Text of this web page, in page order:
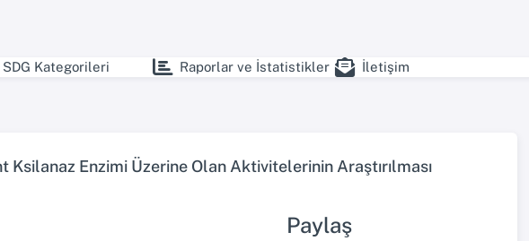
SDG Kategorileri Raporlar ve İstatistikler İletişim
Enzimi Üzerine Olan Aktivitelerinin Araştırılması
Paylaş